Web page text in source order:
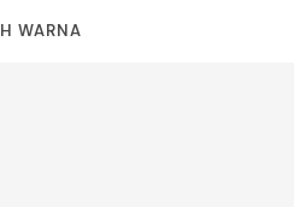
WARNA